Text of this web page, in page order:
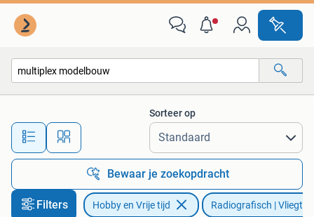
Alle afstanden…
Sorteer op
Bewaar je zoekopdracht
Filters Hobby en Vrije tijd Radiografisch |